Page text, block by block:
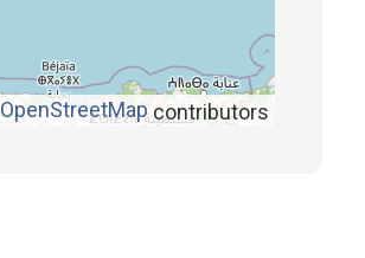
OpenStreetMapcontributors